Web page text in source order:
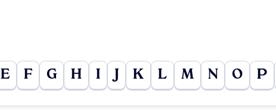
E F G H I K L M N O P